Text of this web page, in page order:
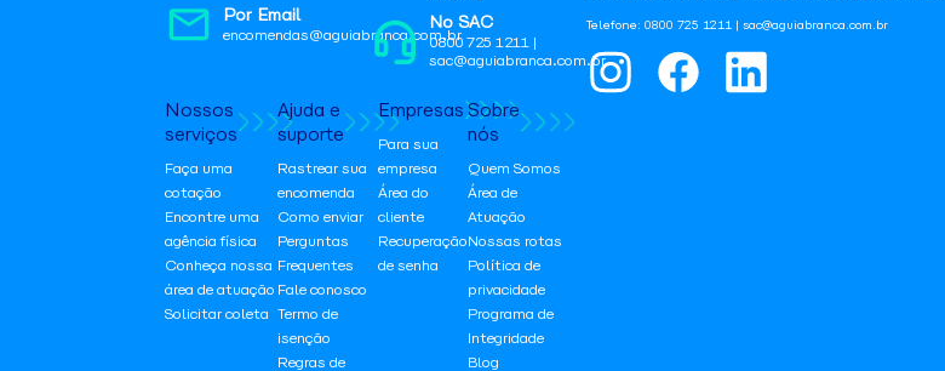
Telefone: 0800 725 1211 | sac@aguiabranca.com.br
Por Email
encomendas@aguiabranca.com.br
No SAC
0800 725 1211 |
sac@aguiabranca.com.br
Nossos
serviços
Faça uma
cotação
Encontre uma
agência física
Conheça nossa
área de atuação
Solicitar coleta
Ajuda e
suporte
Rastrear sua
encomenda
Como enviar
Perguntas
Frequentes
Fale conosco
Termo de
isenção
Regras de
Empresas
Para sua
empresa
Área do
cliente
Recuperação
de senha
Sobre
nós
Quem Somos
Área de
Atuação
Nossas rotas
Política de
privacidade
Programa de
Integridade
Blog